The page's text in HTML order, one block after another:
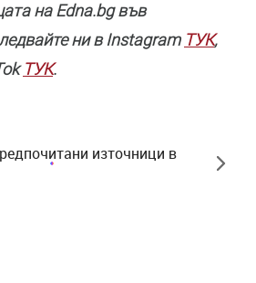
нa Edna.bg във
ни в Instagram ТУК,
ТУК.
източници в